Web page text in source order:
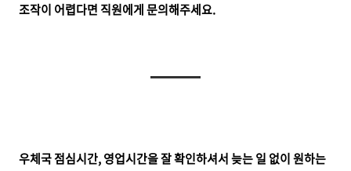
조작이 어렵다면 직원에게 문의해주세요.
우체국 점심시간, 영업시간을 잘 확인하셔서 늦는 일 없이 원하는